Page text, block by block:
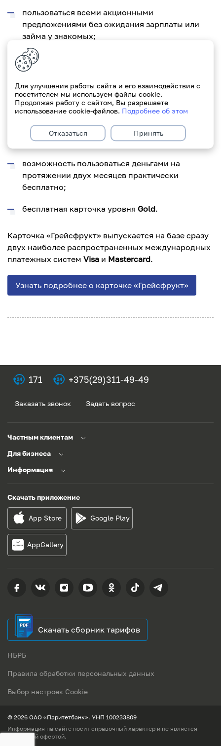
пользоваться всеми акционными
предложениями без ожидания зарплаты или
займа у знакомых;
получить бесплатно карточку уровня
расплачиваться ей за границей;
совершать платежи в интернете.
При оформлении карточки «Грейсфрукт» в
Paritetbank у Вас появляется:
возможность пользоваться деньгами на
протяжении двух месяцев практически
бесплатно;
бесплатная карточка уровня Gold.
Карточка «Грейсфрукт» выпускается на базе сразу
двух наиболее распространенных международных
платежных систем Visa и Mastercard.
Узнать подробнее о карточке «Грейсфрукт»
171 +375(29)311-49-49
Заказать звонок Задать вопрос
Частным клиентам
Для бизнеса
Информация
Скачать приложение
App Store Google Play
AppGallery
Скачать сборник тарифов
НБРБ
Правила обработки персональных данных
Выбор настроек Cookie
© 2026 ОАО «Паритетбанк». УНП 100233809
Информация на сайте носит справочный характер и не является
публичной офертой.
Для улучшения работы сайта и его взаимодействия с
посетителем мы используем файлы cookie.
Продолжая работу с сайтом, Вы разрешаете
использование cookie-файлов. Подробнее об этом
Отказаться Принять